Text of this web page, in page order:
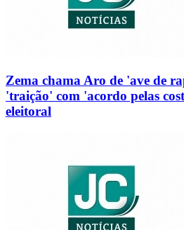
Zema chama Aro de 'ave de
'traição' com 'acordo pelas
eleitoral